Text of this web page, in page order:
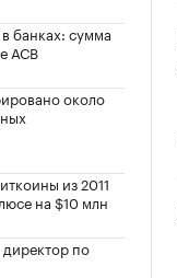
банках: сумма
АСВ
около
из 2011
на $10 млн
по